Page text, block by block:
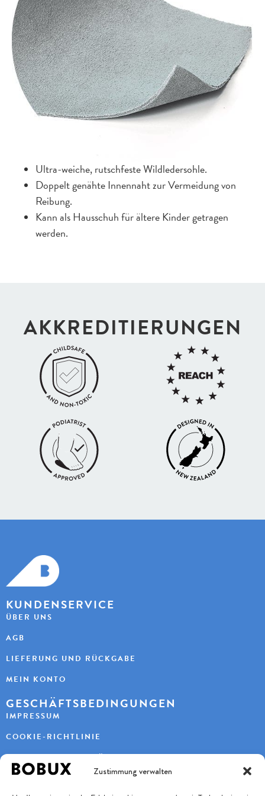
Zustimmung verwalten
Ultra-weiche, rutschfeste Wildledersohle.
Doppelt genähte Innennaht zur Vermeidung von
Reibung.
Kann als Hausschuh für ältere Kinder getragen
werden.
AKKREDI­TIERUNGEN
KUNDENSERVICE
ÜBER UNS
AGB
LIEFERUNG UND RÜCKGABE
MEIN KONTO
GESCHÄFTSBEDINGUNGEN
IMPRESSUM
COOKIE-RICHTLINIE
DATENSCHUTZERKLÄRUNG